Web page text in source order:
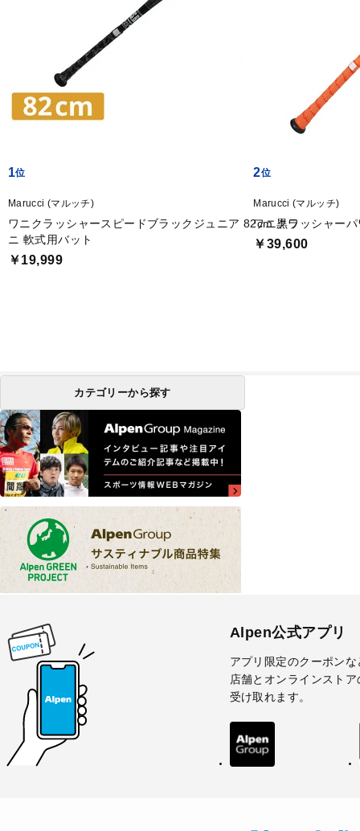
1
Marucci (マルッチ)
ワニクラッシャースピードブラックジュニア 82cm 黒ワ
ニ 軟式用バット
￥19,999
2
Marucci (マルッチ)
ワニクラッシャー
￥39,600
カテゴリーから探す
Alpen公式アプリ
アプリ限定のクーポンな
店舗とオンラインスト
受け取れます。